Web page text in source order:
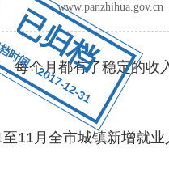
已归档
间：2017-12-31
个月都有了稳定的收
月全市城镇新增就业